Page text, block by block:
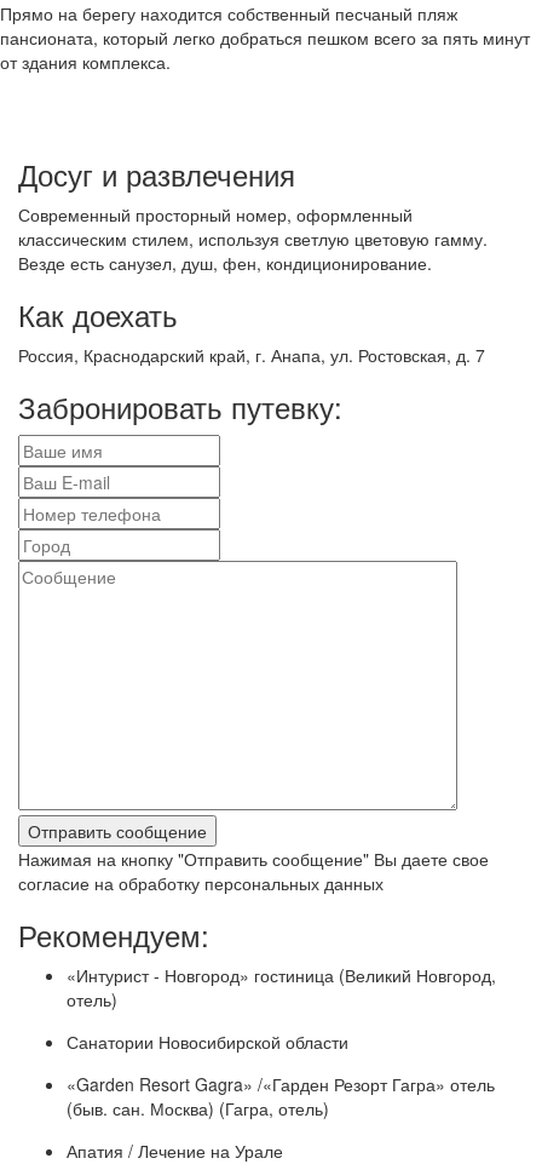
Прямо на берегу находится собственный песчаный пляж
пансионата, который легко добраться пешком всего за пять минут
от здания комплекса.
Досуг и развлечения
Современный просторный номер, оформленный
классическим стилем, используя светлую цветовую гамму.
Везде есть санузел, душ, фен, кондиционирование.
Как доехать
Россия, Краснодарский край, г. Анапа, ул. Ростовская, д. 7
Забронировать путевку:
Нажимая на кнопку "Отправить сообщение" Вы даете свое
согласие на обработку персональных данных
Рекомендуем:
«Интурист - Новгород» гостиница (Великий Новгород,
отель)
Санатории Новосибирской области
«Garden Resort Gagra» /«Гарден Резорт Гагра» отель
(быв. сан. Москва) (Гагра, отель)
Апатия / Лечение на Урале